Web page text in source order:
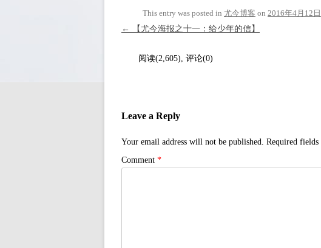
This entry was posted in 尤今博客 on 2016年4月12日
Post navigation
← 【尤今海报之十一：给少年的信】
阅读(2,605), 评论(0)
Leave a Reply
Your email address will not be published. Required fields
Comment *